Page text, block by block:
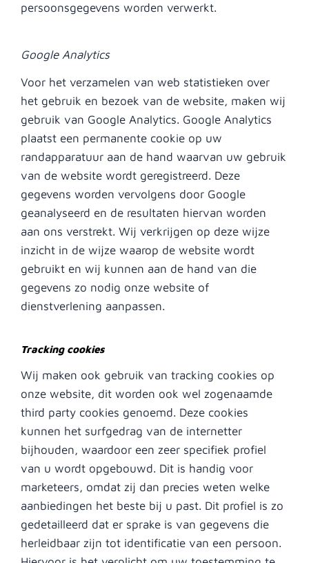
persoonsgegevens worden verwerkt.
Google Analytics
Voor het verzamelen van web statistieken over
het gebruik en bezoek van de website, maken wij
gebruik van Google Analytics. Google Analytics
plaatst een permanente cookie op uw
randapparatuur aan de hand waarvan uw gebruik
van de website wordt geregistreerd. Deze
gegevens worden vervolgens door Google
geanalyseerd en de resultaten hiervan worden
aan ons verstrekt. Wij verkrijgen op deze wijze
inzicht in de wijze waarop de website wordt
gebruikt en wij kunnen aan de hand van die
gegevens zo nodig onze website of
dienstverlening aanpassen.
Tracking cookies
Wij maken ook gebruik van tracking cookies op
onze website, dit worden ook wel zogenaamde
third party cookies genoemd. Deze cookies
kunnen het surfgedrag van de internetter
bijhouden, waardoor een zeer specifiek profiel
van u wordt opgebouwd. Dit is handig voor
marketeers, omdat zij dan precies weten welke
aanbiedingen het beste bij u past. Dit profiel is zo
gedetailleerd dat er sprake is van gegevens die
herleidbaar zijn tot identificatie van een persoon.